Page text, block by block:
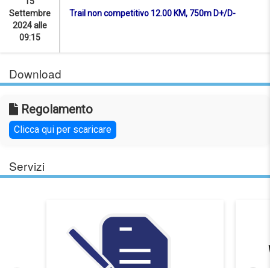
Settembre
2024 alle
09:15
Trail non competitivo 12.00 KM, 750m D+/D-
Download
Regolamento
Clicca qui per scaricare
Servizi